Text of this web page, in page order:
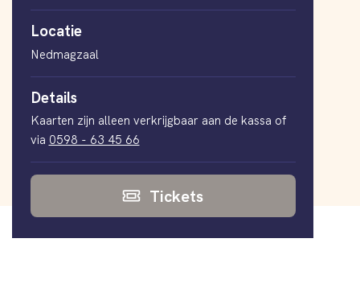
Tickets
Locatie
Nedmagzaal
Details
Kaarten zijn alleen verkrijgbaar aan de kassa of
via 0598 - 63 45 66